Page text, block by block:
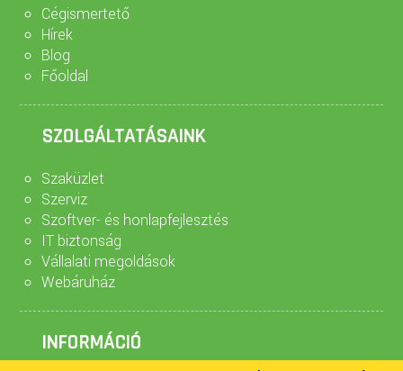
Cégismertető
Hírek
Blog
Főoldal
SZOLGÁLTATÁSAINK
Szaküzlet
Szerviz
Szoftver- és honlapfejlesztés
IT biztonság
Vállalati megoldások
Webáruház
INFORMÁCIÓ